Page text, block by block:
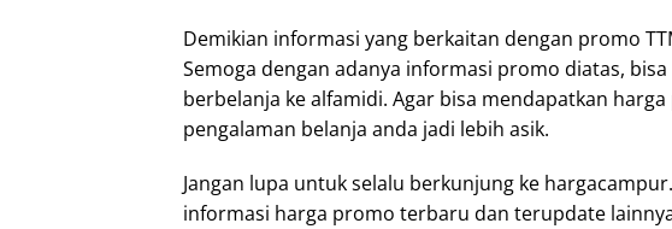
Demikian informasi yang berkaitan dengan promo
Semoga dengan adanya informasi promo diatas,
berbelanja ke alfamidi. Agar bisa mendapatkan
pengalaman belanja anda jadi lebih asik.
Jangan lupa untuk selalu berkunjung ke
informasi harga promo terbaru dan terupdate